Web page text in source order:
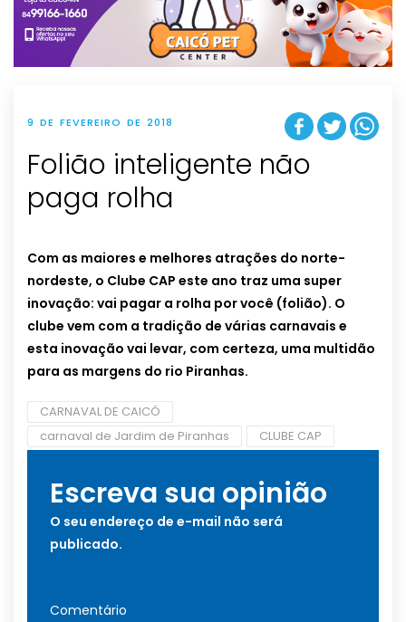
t
i
o
n
9 DE FEVEREIRO DE 2018
Folião inteligente não
paga rolha
Com as maiores e melhores atrações do norte-
nordeste, o Clube CAP este ano traz uma super
inovação: vai pagar a rolha por você (folião). O
clube vem com a tradição de várias carnavais e
esta inovação vai levar, com certeza, uma multidão
para as margens do rio Piranhas.
CARNAVAL DE CAICÓ
carnaval de Jardim de Piranhas
CLUBE CAP
Escreva sua opinião
O seu endereço de e-mail não será
publicado.
Comentário